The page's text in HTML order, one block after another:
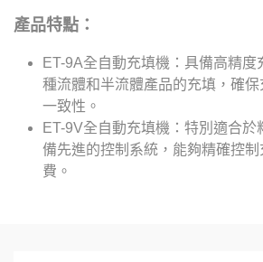
產品特點：
ET-9A全自動充填機：具備高精
種流體和半流體產品的充填，確
一致性。
ET-9V全自動充填機：特別適合
備先進的控制系統，能夠精確控
費。